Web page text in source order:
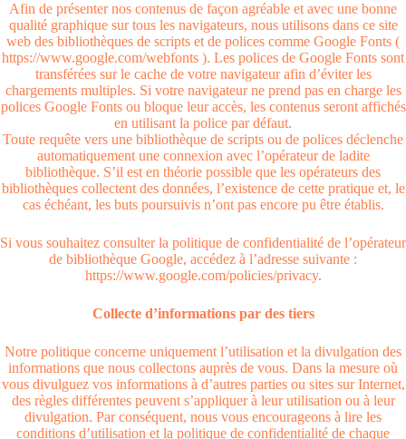
Afin de présenter nos contenus de façon agréable et avec une bonne
qualité graphique sur tous les navigateurs, nous utilisons dans ce site
web des bibliothèques de scripts et de polices comme Google Fonts (
https://www.google.com/webfonts ). Les polices de Google Fonts sont
transférées sur le cache de votre navigateur afin d’éviter les
chargements multiples. Si votre navigateur ne prend pas en charge les
polices Google Fonts ou bloque leur accès, les contenus seront affichés
en utilisant la police par défaut.
Toute requête vers une bibliothèque de scripts ou de polices déclenche
automatiquement une connexion avec l’opérateur de ladite
bibliothèque. S’il est en théorie possible que les opérateurs des
bibliothèques collectent des données, l’existence de cette pratique et, le
cas échéant, les buts poursuivis n’ont pas encore pu être établis.
Si vous souhaitez consulter la politique de confidentialité de l’opérateur
de bibliothèque Google, accédez à l’adresse suivante :
https://www.google.com/policies/privacy.
Collecte d’informations par des tiers
Notre politique concerne uniquement l’utilisation et la divulgation des
informations que nous collectons auprès de vous. Dans la mesure où
vous divulguez vos informations à d’autres parties ou sites sur Internet,
des règles différentes peuvent s’appliquer à leur utilisation ou à leur
divulgation. Par conséquent, nous vous encourageons à lire les
conditions d’utilisation et la politique de confidentialité de chaque